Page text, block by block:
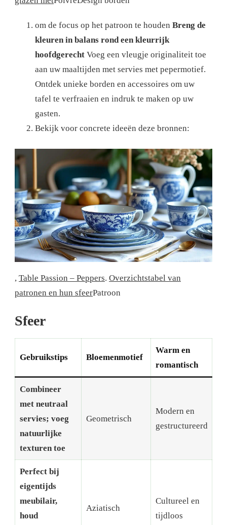
om de focus op het patroon te houden Breng de
kleuren in balans rond een kleurrijk
hoofdgerecht Voeg een vleugje originaliteit toe
aan uw maaltijden met servies met pepermotief.
Ontdek unieke borden en accessoires om uw
tafel te verfraaien en indruk te maken op uw
gasten.
Bekijk voor concrete ideeën deze bronnen:
, Table Passion – Peppers. Overzichtstabel van
patronen en hun sfeerPatroon
Sfeer
Gebruikstips Bloemenmotief
Warm en
romantisch
Combineer
met neutraal
servies; voeg
natuurlijke
texturen toe
Geometrisch
Modern en
gestructureerd
Perfect bij
eigentijds
meubilair,
houd
Aziatisch
Cultureel en
tijdloos